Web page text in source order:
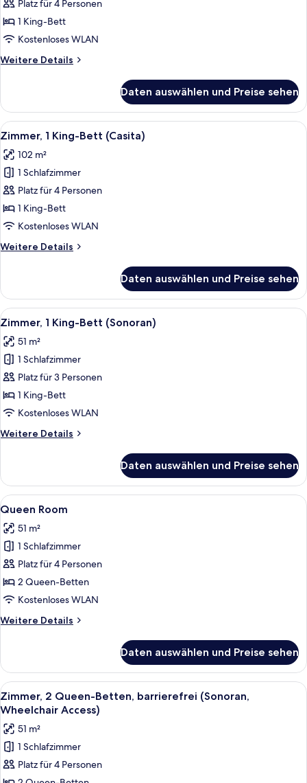
1 King-
Bett
anzeigen
Platz für 4 Personen
1 King-Bett
Kostenloses WLAN
Weitere Details
Weitere
1 King-
Bett
Daten auswählen und Preise sehen
Alle
Fotos
für
Zimmer,
1 King-
Bett
(Casita)
Ein Schlafzimmer mit einem großen
5
Zimmer, 1 King-Bett (Casita)
102 m²
1 Schlafzimmer
Platz für 4 Personen
1 King-Bett
Kostenloses WLAN
Weitere Details
Weitere
1 King-
Bett
(Casita)
Daten auswählen und Preise sehen
Alle
Fotos
für
Zimmer,
1 King-
Bett
(Sonoran)
Ein Schlafzimmer mit einem großen
3
Zimmer, 1 King-Bett (Sonoran)
51 m²
1 Schlafzimmer
Platz für 3 Personen
1 King-Bett
Kostenloses WLAN
Weitere Details
Weitere
1 King-
Bett
(Sonoran)
Daten auswählen und Preise sehen
Alle
Fotos
für
Queen
Room
anzeigen
Ein Hotelzimmer mit zwei Betten,
3
Queen Room
51 m²
1 Schlafzimmer
Platz für 4 Personen
2 Queen-Betten
Kostenloses WLAN
Weitere Details
Weitere
Room
Daten auswählen und Preise sehen
Alle
Fotos
für
Zimmer,
2 Queen-
Betten,
Ein Hotelzimmer mit zwei Betten,
2
Zimmer, 2 Queen-Betten, barrierefrei (Sonoran,
Wheelchair Access)
51 m²
1 Schlafzimmer
Platz für 4 Personen